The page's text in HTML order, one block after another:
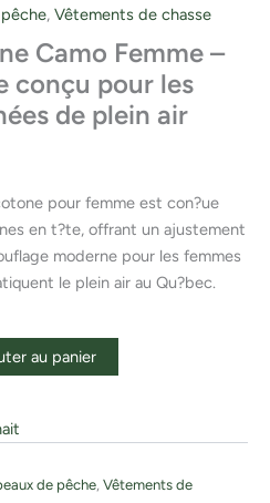
, Vêtements de chasse
Camo Femme –
conçu pour les
de plein air
pour femme est con?ue
en t?te, offrant un ajustement
moderne pour les femmes
le plein air au Qu?bec.
au panier
de pêche, Vêtements de